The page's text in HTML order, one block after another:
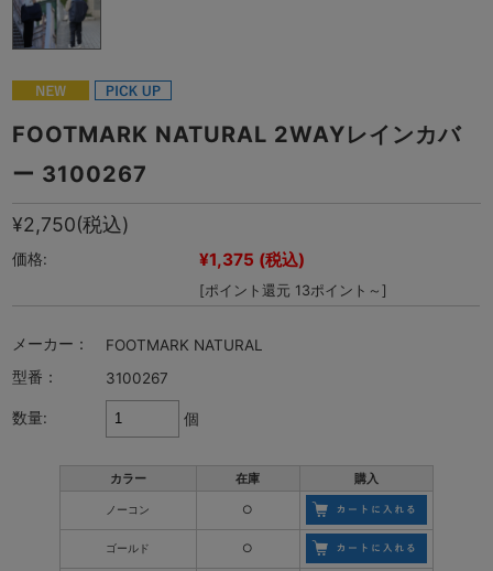
FOOTMARK NATURAL 2WAYレインカバ
ー 3100267
¥2,750(税込)
価格: ¥1,375 (税込)
[ポイント還元 13ポイント～]
メーカー：
FOOTMARK NATURAL
型番：
3100267
数量: 個
カラー 在庫 購入
ノーコン ○
ゴールド ○